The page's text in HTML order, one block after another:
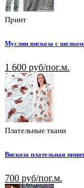
Принт
Муслин вискоза с
1 600 руб/пог.м.
Плательные ткани
Вискоза плательная
700 руб/пог.м.